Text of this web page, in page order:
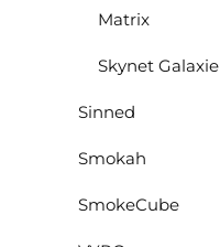
Matrix
Skynet Galaxie
Sinned
Smokah
SmokeCube